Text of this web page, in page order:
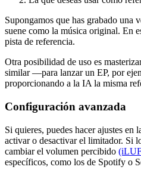
Supongamos que has grabado una
suene como la música original. En
pista de referencia.
Otra posibilidad de uso es
similar —para lanzar un EP, por
proporcionando a la IA la misma
Configuración avanzada
Si quieres, puedes hacer ajustes en
activar o desactivar el limitador. Si
cambiar el volumen percibido
específicos, como los de Spotify o